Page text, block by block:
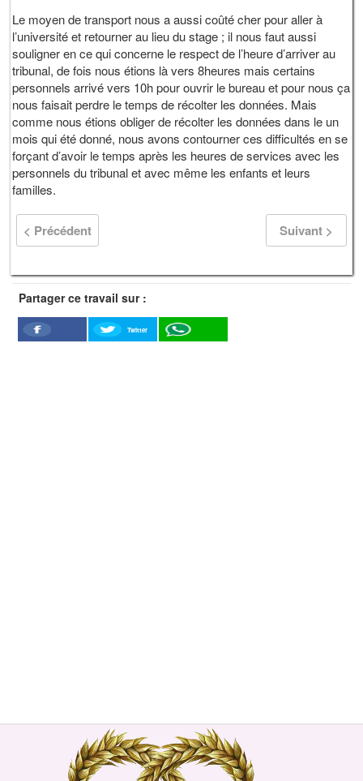
Le moyen de transport nous a aussi coûté cher pour aller à
l’université et retourner au lieu du stage ; il nous faut aussi
souligner en ce qui concerne le respect de l’heure d’arriver au
tribunal, de fois nous étions là vers 8heures mais certains
personnels arrivé vers 10h pour ouvrir le bureau et pour nous ça
nous faisait perdre le temps de récolter les données. Mais
comme nous étions obliger de récolter les données dans le un
mois qui été donné, nous avons contourner ces difficultés en se
forçant d’avoir le temps après les heures de services avec les
personnels du tribunal et avec même les enfants et leurs
familles.
< Précédent Suivant >
Partager ce travail sur :
Facebook
Twitter